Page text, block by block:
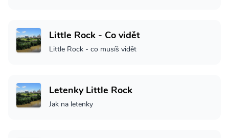
Little Rock - Co vidět
Little Rock - co musíš vidět
Letenky Little Rock
Jak na letenky